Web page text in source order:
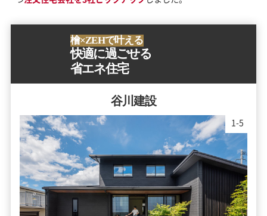
檜×ZEHで叶える
快適に過ごせる
省エネ住宅
谷川建設
2-5